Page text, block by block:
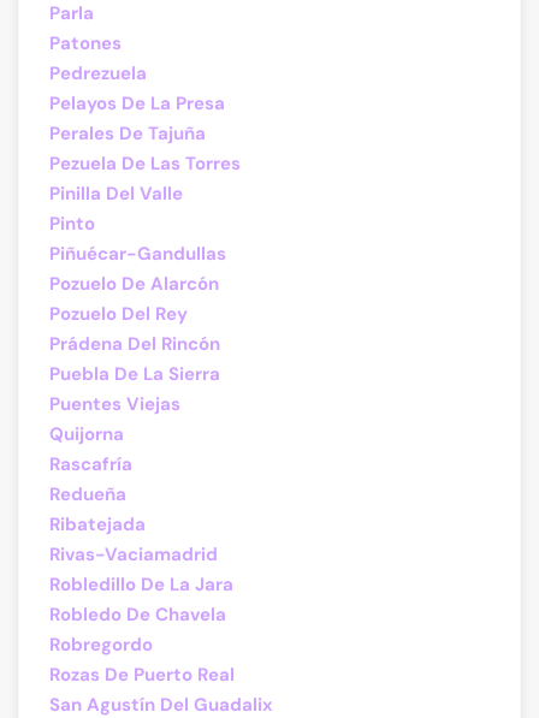
Parla
Patones
Pedrezuela
Pelayos De La Presa
Perales De Tajuña
Pezuela De Las Torres
Pinilla Del Valle
Pinto
Piñuécar-Gandullas
Pozuelo De Alarcón
Pozuelo Del Rey
Prádena Del Rincón
Puebla De La Sierra
Puentes Viejas
Quijorna
Rascafría
Redueña
Ribatejada
Rivas-Vaciamadrid
Robledillo De La Jara
Robledo De Chavela
Robregordo
Rozas De Puerto Real
San Agustín Del Guadalix